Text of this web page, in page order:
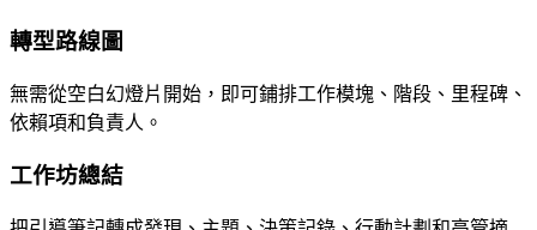
轉型路線圖
無需從空白幻燈片開始，即可鋪排工作模塊、階段、里程碑、
依賴項和負責人。
工作坊總結